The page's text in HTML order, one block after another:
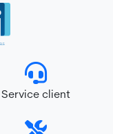
Service client